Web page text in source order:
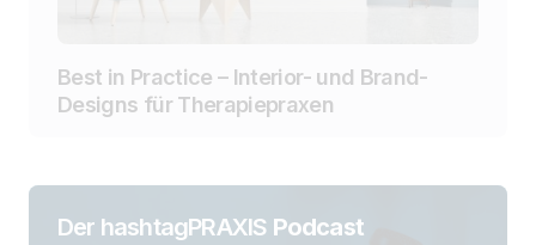
Best in Practice – Interior- und Brand-
Designs für Therapiepraxen
Der hashtagPRAXIS Podcast